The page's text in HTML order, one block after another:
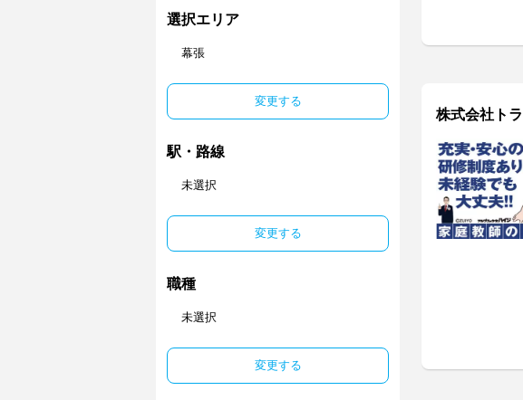
選択エリア
幕張
変更する
駅・路線
未選択
変更する
職種
未選択
変更する
株式会社ト